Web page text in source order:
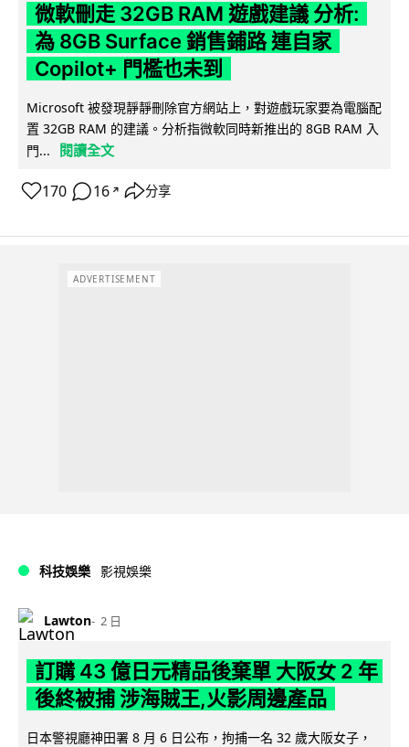
微軟刪走 32GB RAM 遊戲建議 分析:
為 8GB Surface 銷售鋪路 連自家
Copilot+ 門檻也未到
Microsoft 被發現靜靜刪除官方網站上，對遊戲玩家要為電腦配
置 32GB RAM 的建議。分析指微軟同時新推出的 8GB RAM 入
門...
閱讀全文
170 16 ↗ 分享
ADVERTISEMENT
科技娛樂 影視娛樂
Lawton 2 日
訂購 43 億日元精品後棄單 大阪女 2 年
後終被捕 涉海賊王,火影周邊產品
日本警視廳神田署 8 月 6 日公布，拘捕一名 32 歲大阪女子，